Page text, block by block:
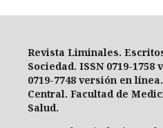
Revista Liminales.
Sociedad. ISSN 0719-
0719-7748 versión en línea
Central. Facultad de
Salud.